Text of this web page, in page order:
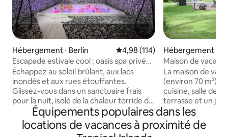
Hébergement ⋅ Berlin Évaluation moyenne sur la
4,98 (114)
Escapade estivale cool : oasis spa privée
à Kreuzberg
Échappez au soleil brûlant, aux lacs
inondés et aux rues étouffantes.
Glissez-vous dans un sanctuaire frais
pour la nuit, isolé de la chaleur torride de
l'été. Plongez dans les eaux fraîches et
bouillonnantes de votre jacuzzi privé de
1,80 x 1,80 m. 75 m² d'intimité absolue
Hébergement ⋅
rf
Maison de
et jardin
La maison de
(environ 70 m²)
cuisine, salle de
terrasse et un
dans un endroit
lisière de la forêt
point de départ
Équipements populaires dans les
locations de vacances à proximité de